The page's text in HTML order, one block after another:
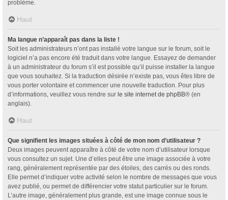
problème.
Haut
Ma langue n’apparaît pas dans la liste !
Soit les administrateurs n’ont pas installé votre langue sur le forum, soit le
logiciel n’a pas encore été traduit dans votre langue. Essayez de demander
à un administrateur du forum s’il est possible qu’il puisse installer la langue
que vous souhaitez. Si la traduction désirée n’existe pas, vous êtes libre de
vous porter volontaire et commencer une nouvelle traduction. Pour plus
d’informations, veuillez vous rendre sur le site internet de phpBB® (en
anglais).
Haut
Que signifient les images situées à côté de mon nom d’utilisateur ?
Deux images peuvent apparaître à côté de votre nom d’utilisateur lorsque
vous consultez un sujet. Une d’elles peut être une image associée à votre
rang, généralement représentée par des étoiles, des carrés ou des ronds.
Elle permet d’indiquer votre activité selon le nombre de messages que vous
avez publié, ou permet de différencier votre statut particulier sur le forum.
L’autre image, généralement plus grande, est une image connue sous le